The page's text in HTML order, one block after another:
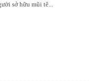
sở hữu mũi tê...